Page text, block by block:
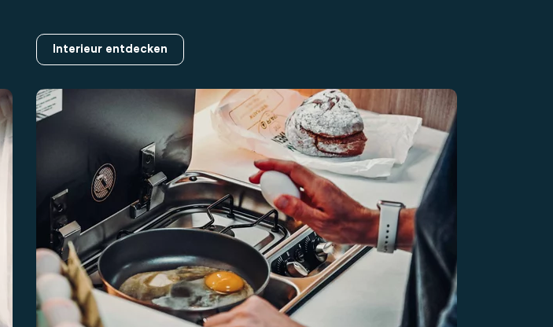
Interieur entdecken